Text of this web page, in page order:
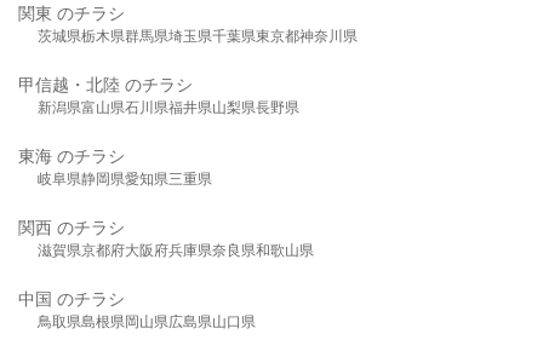
関東 のチラシ
茨城県栃木県群馬県埼玉県千葉県東京都神奈川県
甲信越・北陸 のチラシ
新潟県富山県石川県福井県山梨県長野県
東海 のチラシ
岐阜県静岡県愛知県三重県
関西 のチラシ
滋賀県京都府大阪府兵庫県奈良県和歌山県
中国 のチラシ
鳥取県島根県岡山県広島県山口県